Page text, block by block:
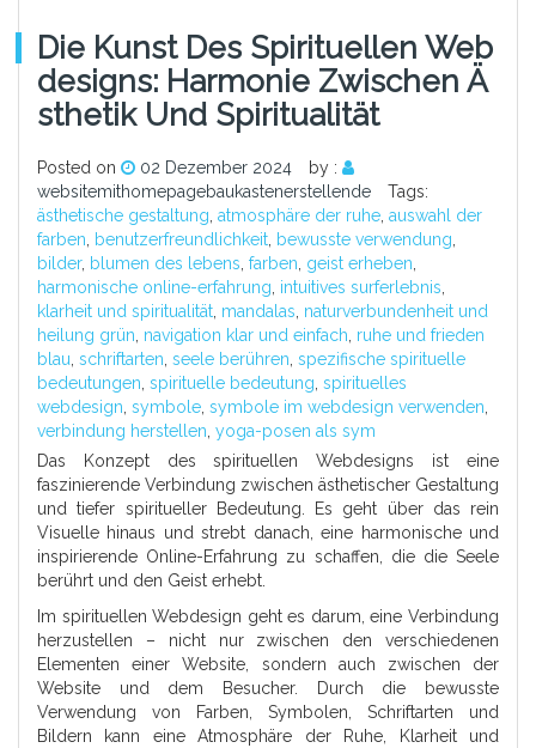
Die Kunst Des Spirituellen Web
Designs: Harmonie Zwischen Ä
Sthetik Und Spiritualität
Posted on 02 Dezember 2024
by :
websitemithomepagebaukastenerstellende
Tags:
ästhetische gestaltung, atmosphäre der ruhe, auswahl der
farben, benutzerfreundlichkeit, bewusste verwendung,
bilder, blumen des lebens, farben, geist erheben,
harmonische online-erfahrung, intuitives surferlebnis,
klarheit und spiritualität, mandalas, naturverbundenheit und
heilung grün, navigation klar und einfach, ruhe und frieden
blau, schriftarten, seele berühren, spezifische spirituelle
bedeutungen, spirituelle bedeutung, spirituelles
webdesign, symbole, symbole im webdesign verwenden,
verbindung herstellen, yoga-posen als sym
Das Konzept des spirituellen Webdesigns ist eine
faszinierende Verbindung zwischen ästhetischer Gestaltung
und tiefer spiritueller Bedeutung. Es geht über das rein
Visuelle hinaus und strebt danach, eine harmonische und
inspirierende Online-Erfahrung zu schaffen, die die Seele
berührt und den Geist erhebt.
Im spirituellen Webdesign geht es darum, eine Verbindung
herzustellen – nicht nur zwischen den verschiedenen
Elementen einer Website, sondern auch zwischen der
Website und dem Besucher. Durch die bewusste
Verwendung von Farben, Symbolen, Schriftarten und
Bildern kann eine Atmosphäre der Ruhe, Klarheit und